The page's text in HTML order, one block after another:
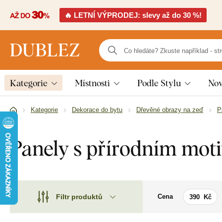
🔥 LETNÍ VÝPRODEJ: slevy až do 30 %!
Kategorie Místnosti Podle Stylu
Kategorie Dekorace do bytu Dřevěné obrazy na zeď
Panely s přírodním
Filtr produktů
Motiv Cena
Motiv